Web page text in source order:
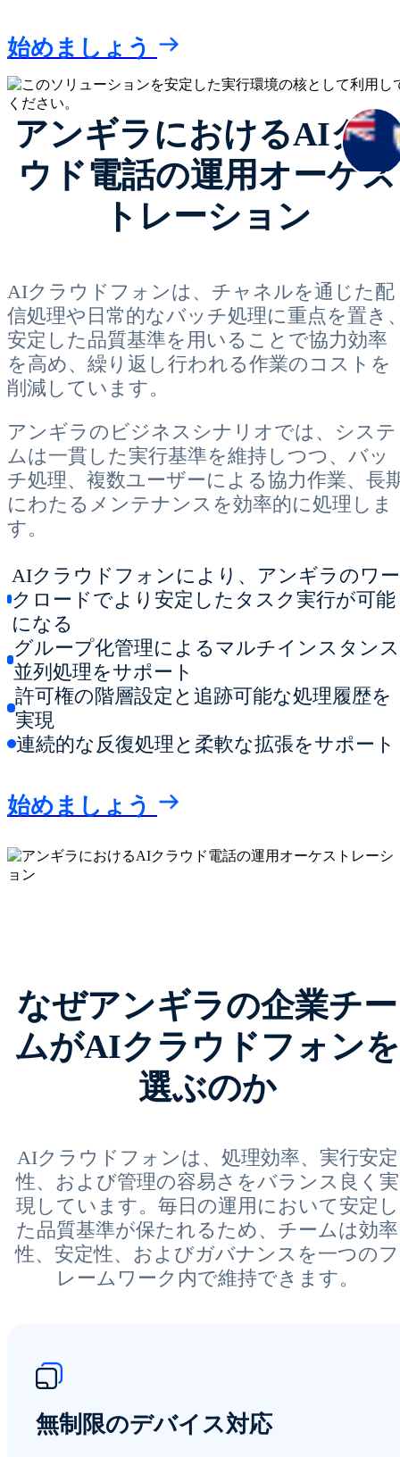
始めましょう
アンギラにおけるAIクラ
ウド電話の運用オーケス
トレーション
AIクラウドフォンは、チャネルを通じた配
信処理や日常的なバッチ処理に重点を置き
安定した品質基準を用いることで協力効率
を高め、繰り返し行われる作業のコストを
削減しています。
アンギラのビジネスシナリオでは、システ
ムは一貫した実行基準を維持しつつ、バッ
チ処理、複数ユーザーによる協力作業、長
にわたるメンテナンスを効率的に処理しま
す。
AIクラウドフォンにより、アンギラのワー
クロードでより安定したタスク実行が可能
になる
グループ化管理によるマルチインスタンス
並列処理をサポート
許可権の階層設定と追跡可能な処理履歴を
実現
連続的な反復処理と柔軟な拡張をサポート
始めましょう
なぜアンギラの企業チー
ムがAIクラウドフォンを
選ぶのか
AIクラウドフォンは、処理効率、実行安定
性、および管理の容易さをバランス良く実
現しています。毎日の運用において安定し
た品質基準が保たれるため、チームは効率
性、安定性、およびガバナンスを一つのフ
レームワーク内で維持できます。
無制限のデバイス対応